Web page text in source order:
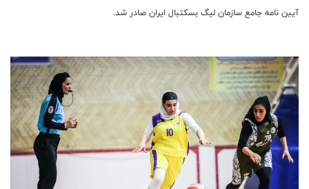
آیین نامه جامع سازمان لیگ بسکتبال ایران صادر شد.